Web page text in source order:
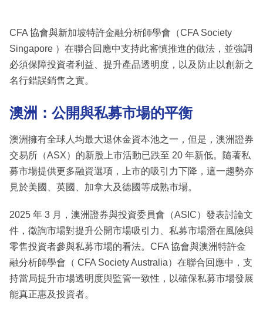
CFA 協會與新加坡特許金融分析師學會（CFA Society
Singapore ）在聯合回應中支持此審慎推進的做法，並強調
必須保障投資者利益、提升產品透明度，以及防止以創新之
名行錯誤銷售之實。
澳洲：公開與私募市場的平衡
澳洲擁有全球人均最大退休金資本池之一，但是，澳洲證券
交易所（ASX）的新股上市活動已跌至 20 年新低。隨著私
募市場提供更多融資選項，上市的吸引力下降，這一趨勢亦
見於美國、英國、加拿大及德國等成熟市場。
2025 年 3 月，澳洲證券與投資委員會（ASIC）發表討論文
件，徵詢市場對提升公開市場吸引力、私募市場潛在風險與
零售投資者參與私募市場的看法。CFA 協會與澳洲特許金
融分析師學會（ CFA Society Australia）在聯合回應中，支
持當局提升市場透明度與監管一致性，以確保私募市場發展
能真正惠及投資者。